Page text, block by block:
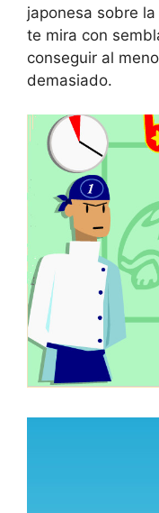
japonesa sobre
te mira con
conseguir al
demasiado.